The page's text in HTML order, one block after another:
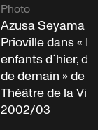
Photo
Azusa Seyama
Prioville dans «
enfants d´hier,
de demain » de
Théâtre de la
2002/03